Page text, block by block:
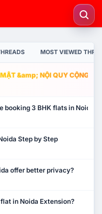
MOST VIEWED
&amp; NỘI QUY CỘNG
3 BHK flats in Noida?
Step by Step
offer better privacy?
in Noida Extension?